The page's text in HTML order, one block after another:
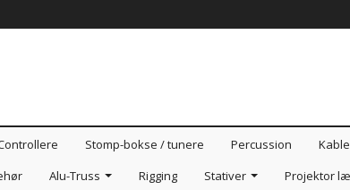
Stomp-bokse / tunere Percussion
Alu-Truss Rigging Stativer Projektor